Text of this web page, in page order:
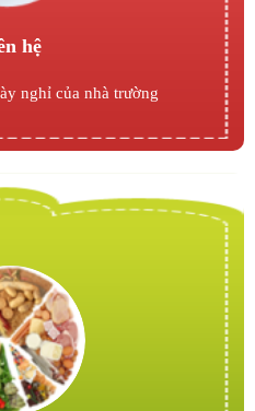
hệ
nghỉ của nhà trường